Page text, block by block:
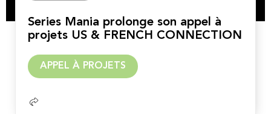
Series Mania prolonge son appel à
projets US & FRENCH CONNECTION
APPEL À PROJETS